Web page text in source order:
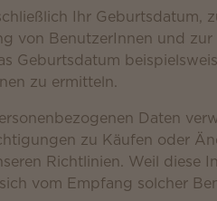
Ihr Geburtsdatum,
von BenutzerInnen und zur
Geburtsdatum
zu ermitteln.
Daten
zu Käufen oder
Richtlinien. Weil diese
vom Empfang solcher